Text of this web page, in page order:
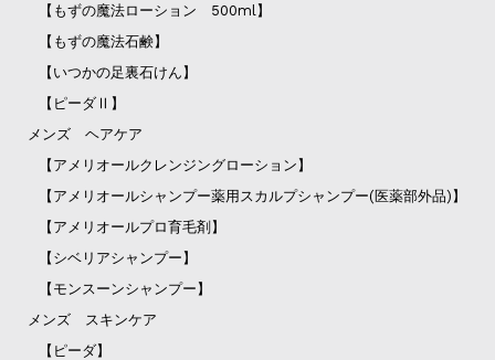
【もずの魔法ローション 500ml】
【もずの魔法石鹸】
【いつかの足裏石けん】
【ピーダⅡ】
メンズ ヘアケア
【アメリオールクレンジングローション】
【アメリオールシャンプー薬用スカルプシャンプー(医薬部外品)】
【アメリオールプロ育毛剤】
【シベリアシャンプー】
【モンスーンシャンプー】
メンズ スキンケア
【ピーダ】